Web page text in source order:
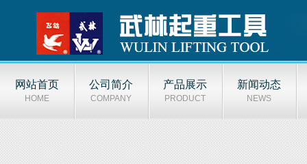
网站首页
HOME
公司简介
COMPANY
产品展示
PRODUCT
新闻动态
NEWS